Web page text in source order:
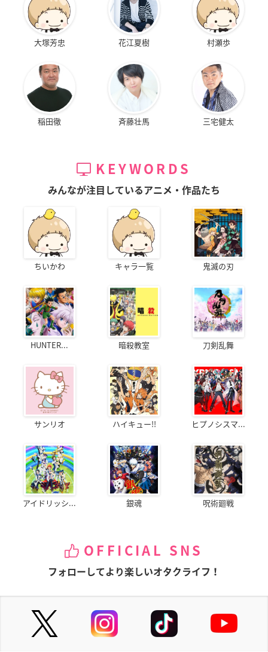
大塚芳忠 花江夏樹 村瀬歩
稲田徹 斉藤壮馬 三宅健太
KEYWORDS
みんなが注目しているアニメ・作品たち
ちいかわ キャラ一覧 鬼滅の刃
HUNTER... 暗殺教室 刀剣乱舞
サンリオ ハイキュー!! ヒプノシスマ...
アイドリッシ... 銀魂 呪術廻戦
OFFICIAL SNS
フォローしてより楽しいオタクライフ！